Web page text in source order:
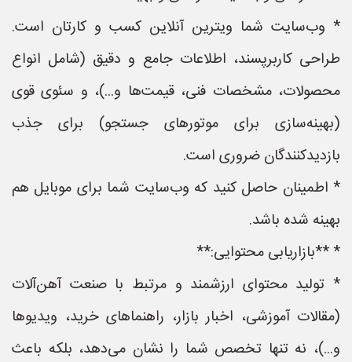
* وب‌سایت شما ویترین آنلاین کسب و کارتان است.
طراحی کاربرپسند، اطلاعات جامع و دقیق (شامل انواع
محصولات، مشخصات فنی، قیمت‌ها و...)، و سئوی قوی
(بهینه‌سازی برای موتورهای جستجو) برای جذب
بازدیدکنندگان ضروری است.
* اطمینان حاصل کنید که وب‌سایت شما برای موبایل هم
بهینه شده باشد.
* **بازاریابی محتوایی:**
* تولید محتوای ارزشمند و مرتبط با صنعت آهن‌آلات
(مقالات آموزشی، اخبار بازار، راهنماهای خرید، ویدیوها
و...)، نه تنها تخصص شما را نشان می‌دهد، بلکه باعث